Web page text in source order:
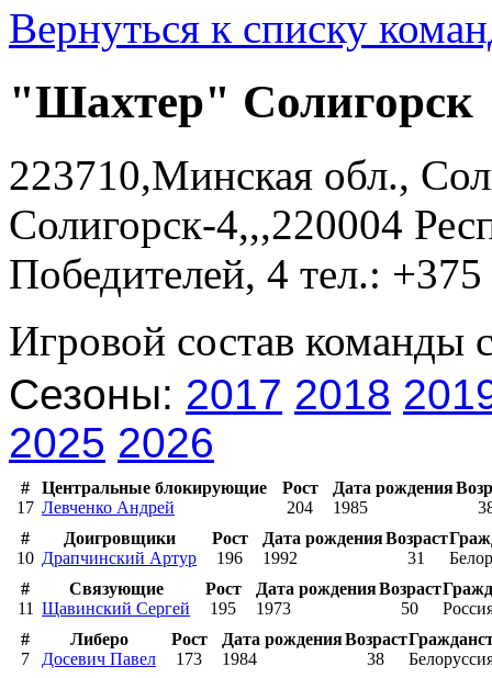
Вернуться к списку
"Шахтер" Солигорск
223710,Минская обл.,
Солигорск-4,,,220004
Победителей, 4 тел.:
Игровой состав команды
Сезоны: 2017 2018
2025 2026
# Центральные блокирующие Рост Дата рождения
17 Левченко Андрей 204 1985
#
Доигровщики Рост Дата рожденияВозраст
10 Драпчинский Артур 196 1992 31
#
Связующие Рост Дата рожденияВозраст
11 Щавинский Сергей 195 1973 50
#
Либеро Рост Дата рожденияВозраст
7
Досевич Павел 173 1984 38